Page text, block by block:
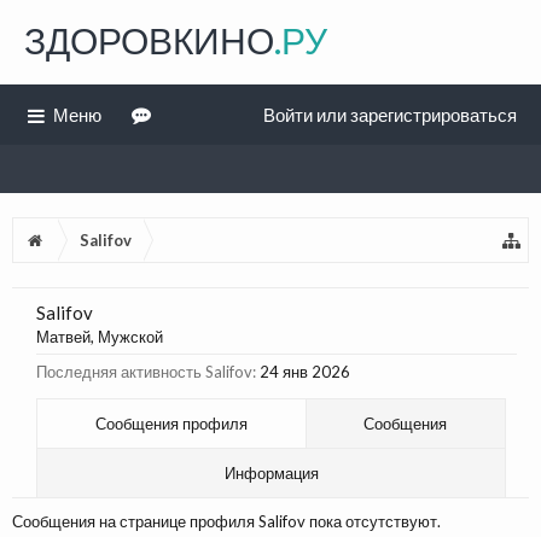
Salifov
Salifov
Матвей, Мужской
Последняя активность Salifov: 24 янв 2026
Сообщения профиля Сообщения
Информация
Сообщения на странице профиля Salifov пока отсутствуют.
ЗДОРОВКИНО.РУ
Меню Войти или зарегистрироваться